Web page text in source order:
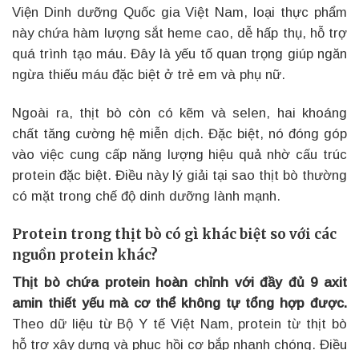
Viện Dinh dưỡng Quốc gia Việt Nam, loại thực phẩm
này chứa hàm lượng sắt heme cao, dễ hấp thụ, hỗ trợ
quá trình tạo máu. Đây là yếu tố quan trọng giúp ngăn
ngừa thiếu máu đặc biệt ở trẻ em và phụ nữ.
Ngoài ra, thịt bò còn có kẽm và selen, hai khoáng
chất tăng cường hệ miễn dịch. Đặc biệt, nó đóng góp
vào việc cung cấp năng lượng hiệu quả nhờ cấu trúc
protein đặc biệt. Điều này lý giải tại sao thịt bò thường
có mặt trong chế độ dinh dưỡng lành mạnh.
Protein trong thịt bò có gì khác biệt so với các
nguồn protein khác?
Thịt bò chứa protein hoàn chỉnh với đầy đủ 9 axit
amin thiết yếu mà cơ thể không tự tổng hợp được.
Theo dữ liệu từ Bộ Y tế Việt Nam, protein từ thịt bò
hỗ trợ xây dựng và phục hồi cơ bắp nhanh chóng. Điều